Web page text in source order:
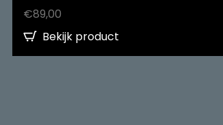
€89,00
Bekijk product